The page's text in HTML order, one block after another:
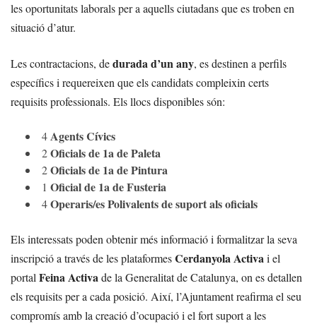
les oportunitats laborals per a aquells ciutadans que es troben en
situació d’atur.
Les contractacions, dedurada d’un any, es destinen a perfils
específics i requereixen que els candidats compleixin certs
requisits professionals. Els llocs disponibles són:
4Agents Cívics
2Oficials de 1a de Paleta
2Oficials de 1a de Pintura
1 Oficial de 1a de Fusteria
4Operaris/es Polivalents de suport als oficials
Els interessats poden obtenir més informació i formalitzar la seva
inscripció a través de les plataformesCerdanyola Activai el
portal Feina Activade la Generalitat de Catalunya, on es detallen
els requisits per a cada posició. Així, l’Ajuntament reafirma el seu
compromís amb la creació d’ocupació i el fort suport a les